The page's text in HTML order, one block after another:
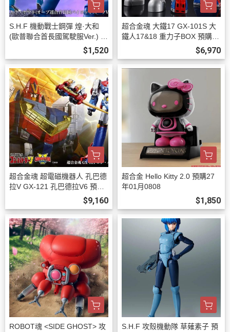
S.H.F 機動戰士鋼彈 煌·大和
(歐普聯合首長國駕駛服Ver.) 預
$1,520
超合金魂 大鐵17 GX-101S 大
鐵人17&18 重力子BOX 預購27
$6,970
超合金魂 超電磁機器人 孔巴德
拉V GX-121 孔巴德拉V6 預購2
$9,160
超合金 Hello Kitty 2.0 預購27
年01月0808
$1,850
ROBOT魂 <SIDE GHOST> 攻
S.H.F 攻殼機動隊 草薙素子 預